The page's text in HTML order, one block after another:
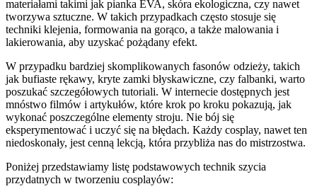
materiałami takimi jak pianka EVA, skóra ekologiczna, czy nawet
tworzywa sztuczne. W takich przypadkach często stosuje się
techniki klejenia, formowania na gorąco, a także malowania i
lakierowania, aby uzyskać pożądany efekt.
W przypadku bardziej skomplikowanych fasonów odzieży, takich
jak bufiaste rękawy, kryte zamki błyskawiczne, czy falbanki, warto
poszukać szczegółowych tutoriali. W internecie dostępnych jest
mnóstwo filmów i artykułów, które krok po kroku pokazują, jak
wykonać poszczególne elementy stroju. Nie bój się
eksperymentować i uczyć się na błędach. Każdy cosplay, nawet ten
niedoskonały, jest cenną lekcją, która przybliża nas do mistrzostwa.
Poniżej przedstawiamy listę podstawowych technik szycia
przydatnych w tworzeniu cosplayów: